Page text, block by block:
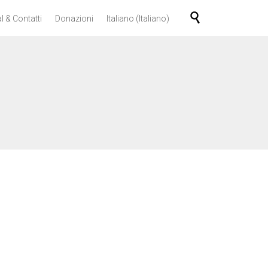
Skip
& Contatti Donazioni Italiano (Italiano) 